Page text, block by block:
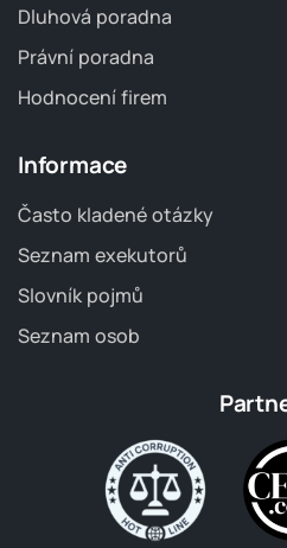
Dluhová poradna
Právní poradna
Hodnocení firem
Informace
Často kladené otázky
Seznam exekutorů
Slovník pojmů
Seznam osob